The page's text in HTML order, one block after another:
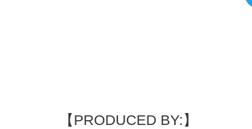
【PRODUCED BY:】